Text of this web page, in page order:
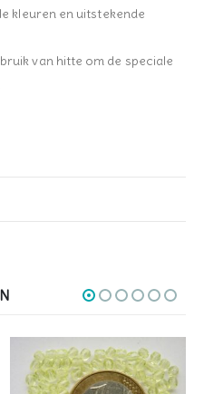
kleuren en uitstekende
van hitte om de speciale